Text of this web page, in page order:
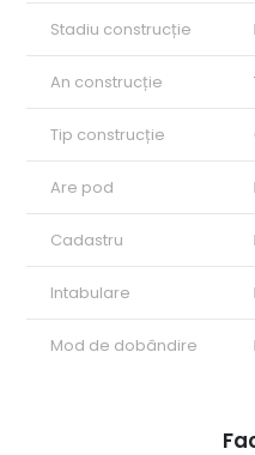
Stadiu construcție
An construcție
Tip construcție
Are pod
Cadastru
Intabulare
Mod de dobândire